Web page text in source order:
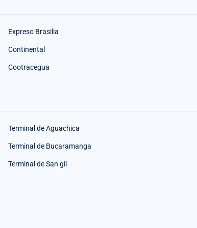
Expreso Brasilia
Continental
Cootracegua
Terminal de Aguachica
Terminal de Bucaramanga
Terminal de San gil